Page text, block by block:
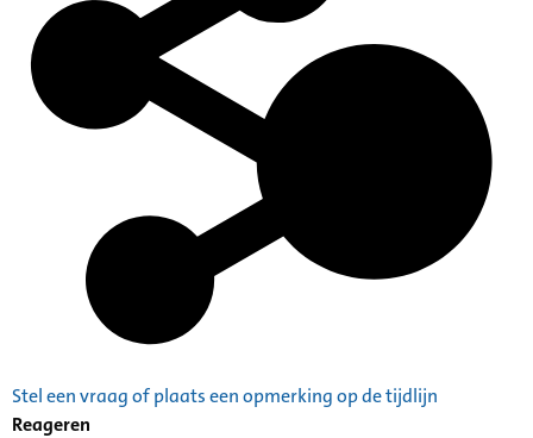
Stel een vraag of plaats een opmerking op de tijdlijn
Reageren